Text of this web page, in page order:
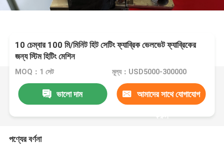
10 চেম্বার 100 মি/মিনিট হিট সেটিং ফ্যাব্রিক ভেলভেট ফ্যাব্রিকের
জন্য স্টিম হিটিং মেশিন
MOQ：1 সেট মূল্য：USD5000-300000
ভালো দাম আমাদের সাথে যোগাযোগ
করুন
পণ্যের বর্ণনা